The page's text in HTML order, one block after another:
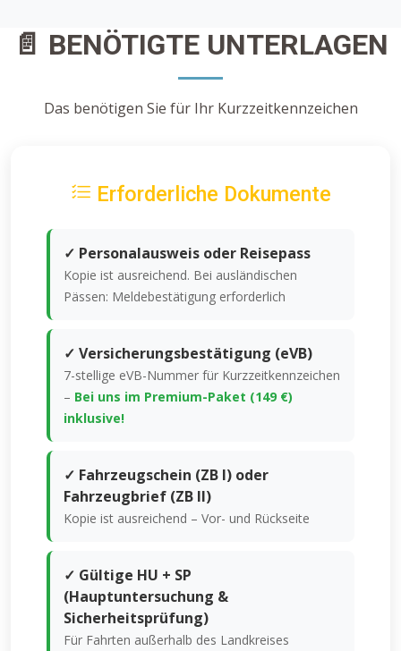
📄 BENÖTIGTE UNTERLAGEN
Das benötigen Sie für Ihr Kurzzeitkennzeichen
Erforderliche Dokumente
✓ Personalausweis oder Reisepass
Kopie ist ausreichend. Bei ausländischen
Pässen: Meldebestätigung erforderlich
✓ Versicherungsbestätigung (eVB)
7-stellige eVB-Nummer für Kurzzeitkennzeichen
– Bei uns im Premium-Paket (149 €)
inklusive!
✓ Fahrzeugschein (ZB I) oder
Fahrzeugbrief (ZB II)
Kopie ist ausreichend – Vor- und Rückseite
✓ Gültige HU + SP
(Hauptuntersuchung &
Sicherheitsprüfung)
Für Fahrten außerhalb des Landkreises